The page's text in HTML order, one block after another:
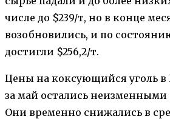
числе до $239/т, но в конце
возобновились, и по
достигли $256,2/т.
Цены на коксующийся уголь в
за май остались неизменными
Они временно снижались в